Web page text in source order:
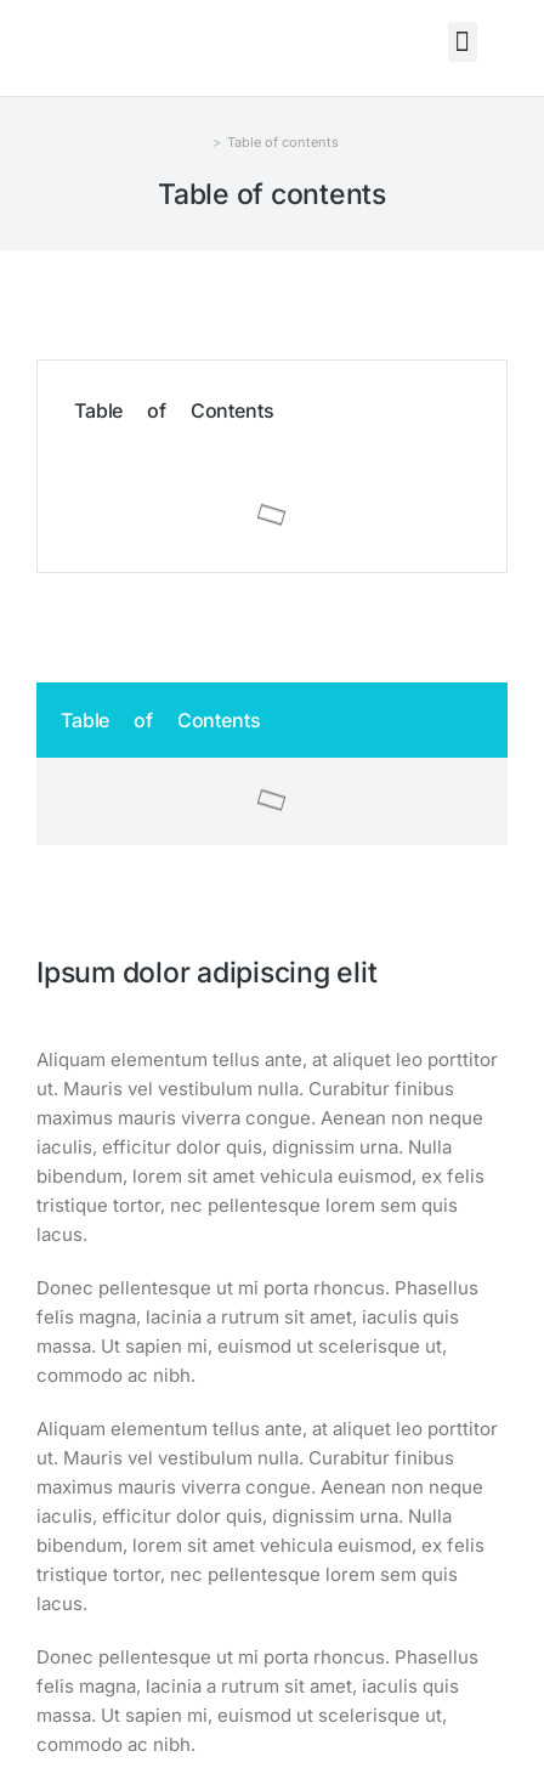
Table of contents
Table of contents
Table of Contents
Table of Contents
Ipsum dolor adipiscing elit
Aliquam elementum tellus ante, at aliquet leo porttitor
ut. Mauris vel vestibulum nulla. Curabitur finibus
maximus mauris viverra congue. Aenean non neque
iaculis, efficitur dolor quis, dignissim urna. Nulla
bibendum, lorem sit amet vehicula euismod, ex felis
tristique tortor, nec pellentesque lorem sem quis
lacus.
Donec pellentesque ut mi porta rhoncus. Phasellus
felis magna, lacinia a rutrum sit amet, iaculis quis
massa. Ut sapien mi, euismod ut scelerisque ut,
commodo ac nibh.
Aliquam elementum tellus ante, at aliquet leo porttitor
ut. Mauris vel vestibulum nulla. Curabitur finibus
maximus mauris viverra congue. Aenean non neque
iaculis, efficitur dolor quis, dignissim urna. Nulla
bibendum, lorem sit amet vehicula euismod, ex felis
tristique tortor, nec pellentesque lorem sem quis
lacus.
Donec pellentesque ut mi porta rhoncus. Phasellus
felis magna, lacinia a rutrum sit amet, iaculis quis
massa. Ut sapien mi, euismod ut scelerisque ut,
commodo ac nibh.